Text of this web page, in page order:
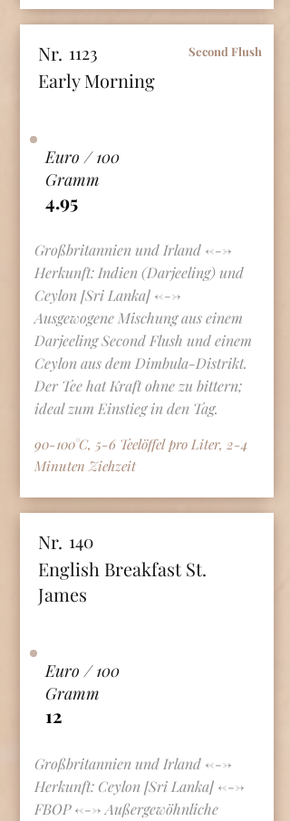
1123
Nr.
Early Morning
Second Flush
4.95
Euro / 100
Gramm
Großbritannien und Irland <--->
Herkunft: Indien (Darjeeling) und
Ceylon [Sri Lanka] <--->
Ausgewogene Mischung aus einem
Darjeeling Second Flush und einem
Ceylon aus dem Dimbula-Distrikt.
Der Tee hat Kraft ohne zu bittern;
ideal zum Einstieg in den Tag.
90-100°C, 5-6 Teelöffel pro Liter, 2-4
Minuten Ziehzeit
140
Nr.
English Breakfast St.
James
12
Euro / 100
Gramm
Großbritannien und Irland <--->
Herkunft: Ceylon [Sri Lanka] <--->
FBOP <---> Außergewöhnliche